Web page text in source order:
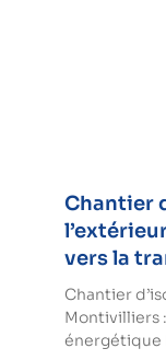
Chantier
vers la
Chantier
Montivilliers
énergétique